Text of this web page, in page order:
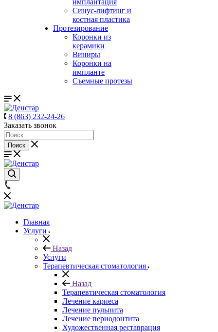
имплантация
Синус-лифтинг и
костная пластика
Протезирование
Коронки из
керамики
Виниры
Коронки на
импланте
Съемные протезы
8 (863) 232-24-26
Заказать звонок
Поиск
Главная
Услуги
Назад
Услуги
Терапевтическая стоматология
Назад
Терапевтическая стоматология
Лечение кариеса
Лечение пульпита
Лечение периодонтита
Художественная реставрация